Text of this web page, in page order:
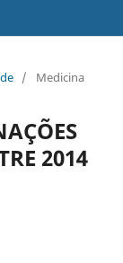
/ Medicina
2014